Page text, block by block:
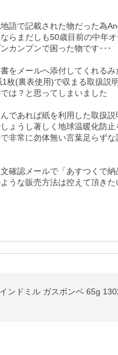
語で記載された物だった為
らまだしも50歳目前の中年
カンプンで困った物です･･･
をメールへ添付してくれる
枚(裏表使用)で収まる取扱説
は？と思ってしまいました
であれば紙を利用した取扱
ょうし著しく地球温暖化防
非常に勿体無い言葉足らず
確認メールで「あすつくで
うな販売方法は控えて頂きた
ンドミル ガスボンベ 65g